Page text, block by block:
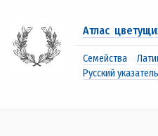
Атлас
Семейства
Русский указатель